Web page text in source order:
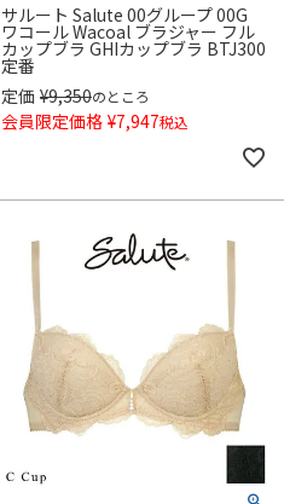
サルート Salute 00グループ 00G
ワコール Wacoal ブラジャー フル
カップブラ GHIカップブラ BTJ300
定番
定価 ¥9,350のところ
会員限定価格 ¥7,947税込